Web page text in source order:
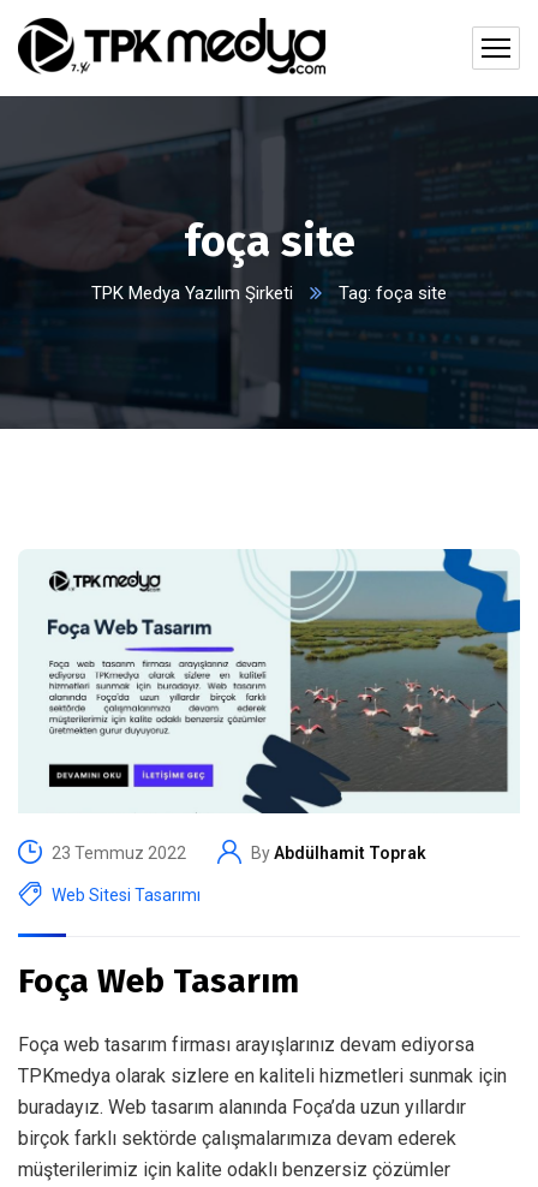
foça site
TPK Medya Yazılım Şirketi Tag: foça site
23 Temmuz 2022 ByAbdülhamit Toprak
Web Sitesi Tasarımı
Foça Web Tasarım
Foça web tasarım firması arayışlarınız devam ediyorsa
TPKmedya olarak sizlere en kaliteli hizmetleri sunmak için
buradayız. Web tasarım alanında Foça’da uzun yıllardır
birçok farklı sektörde çalışmalarımıza devam ederek
müşterilerimiz için kalite odaklı benzersiz çözümler